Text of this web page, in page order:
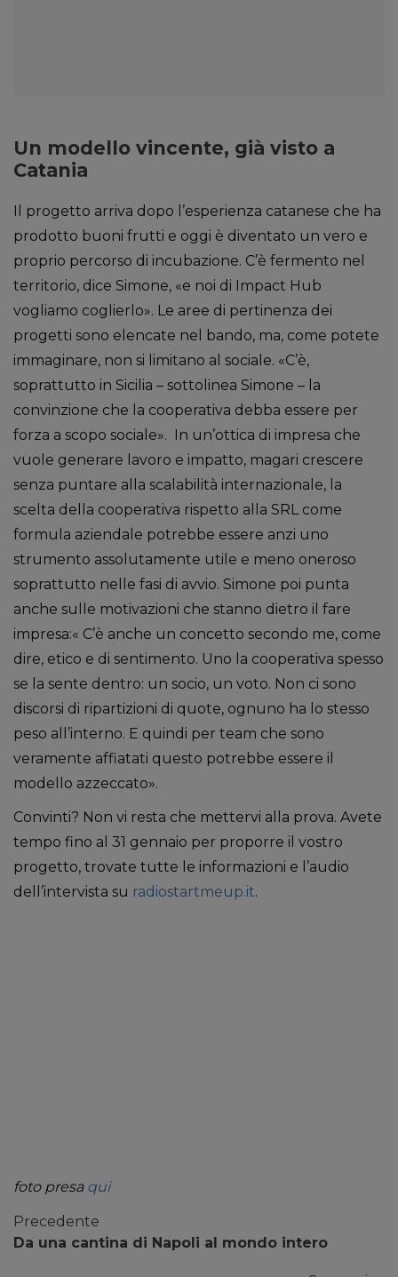
Un modello vincente, già visto a
Catania
Il progetto arriva dopo l’esperienza catanese che ha
prodotto buoni frutti e oggi è diventato un vero e
proprio percorso di incubazione. C’è fermento nel
territorio, dice Simone, «e noi di Impact Hub
vogliamo coglierlo». Le aree di pertinenza dei
progetti sono elencate nel bando, ma, come potete
immaginare, non si limitano al sociale. «C’è,
soprattutto in Sicilia – sottolinea Simone – la
convinzione che la cooperativa debba essere per
forza a scopo sociale». In un’ottica di impresa che
vuole generare lavoro e impatto, magari crescere
senza puntare alla scalabilità internazionale, la
scelta della cooperativa rispetto alla SRL come
formula aziendale potrebbe essere anzi uno
strumento assolutamente utile e meno oneroso
soprattutto nelle fasi di avvio. Simone poi punta
anche sulle motivazioni che stanno dietro il fare
impresa:« C’è anche un concetto secondo me, come
dire, etico e di sentimento. Uno la cooperativa spesso
se la sente dentro: un socio, un voto. Non ci sono
discorsi di ripartizioni di quote, ognuno ha lo stesso
peso all’interno. E quindi per team che sono
veramente affiatati questo potrebbe essere il
modello azzeccato».
Convinti? Non vi resta che mettervi alla prova. Avete
tempo fino al 31 gennaio per proporre il vostro
progetto, trovate tutte le informazioni e l’audio
dell’intervista su radiostartmeup.it.
foto presa qui
Precedente
Da una cantina di Napoli al mondo intero